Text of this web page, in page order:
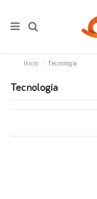
Inicio Tecnología
Tecnología